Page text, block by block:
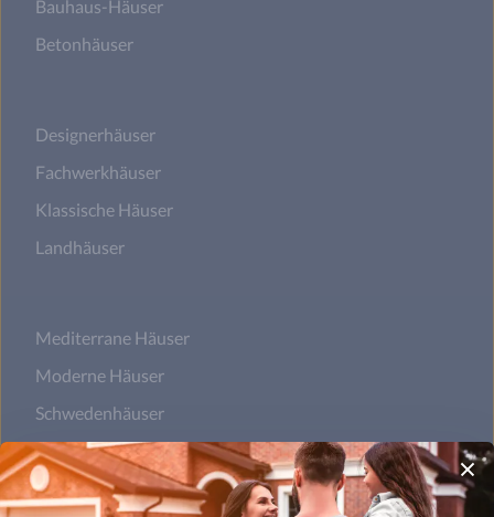
Bauhaus-Häuser
Betonhäuser
Designerhäuser
Fachwerkhäuser
Klassische Häuser
Landhäuser
Mediterrane Häuser
Moderne Häuser
Schwedenhäuser
Skandinavische Häuser